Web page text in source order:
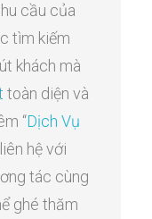
cầu của
tìm kiếm
khách mà
toàn diện và
“Dịch Vụ
hệ với
tác cùng
ghé thăm